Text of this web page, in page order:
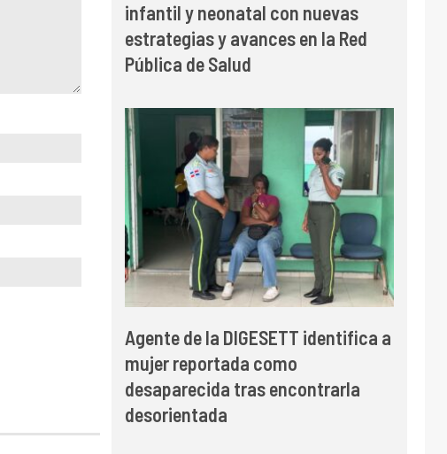
infantil y neonatal con nuevas
estrategias y avances en la Red
Pública de Salud
Agente de la DIGESETT identifica a
mujer reportada como
desaparecida tras encontrarla
desorientada